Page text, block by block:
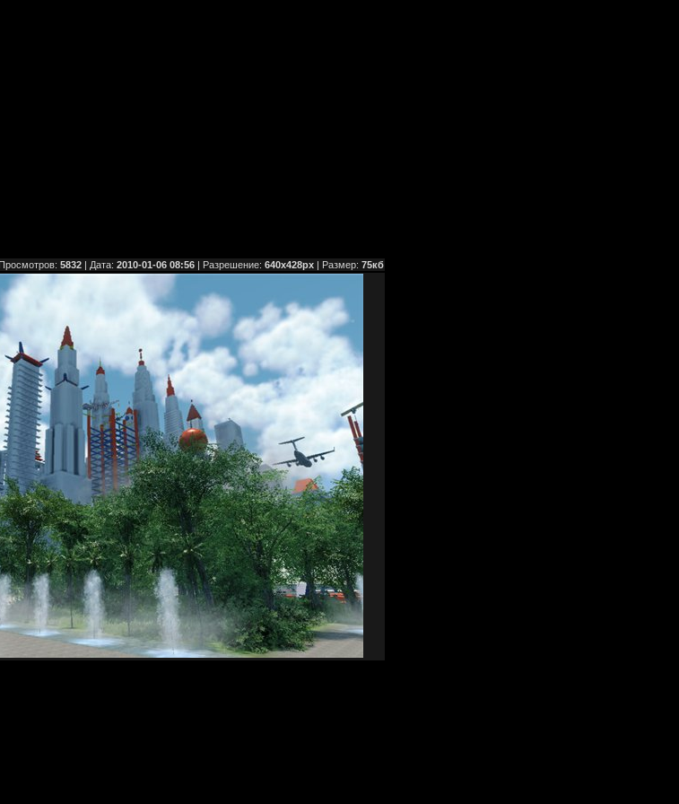
5832| Дата: 2010-01-06 08:56| Разрешение: 640x428px| Размер: 75кб